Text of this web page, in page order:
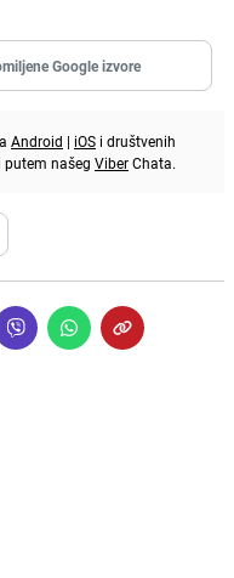
Google izvore
Android | iOS i društvenih
putem našeg ViberChata.